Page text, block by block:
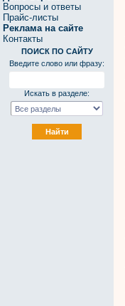
Вопросы и ответы
Прайс-листы
Реклама на сайте
Контакты
ПОИСК ПО САЙТУ
Введите слово или фразу:
Искать в разделе: